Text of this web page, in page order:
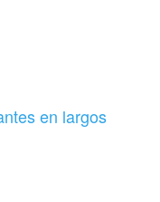
en largos